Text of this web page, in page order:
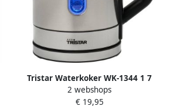
Tristar Waterkoker WK-1344 1 7
liter 360° draaibaar
Droogkookbeveiliging
2 webshops
€ 19,95